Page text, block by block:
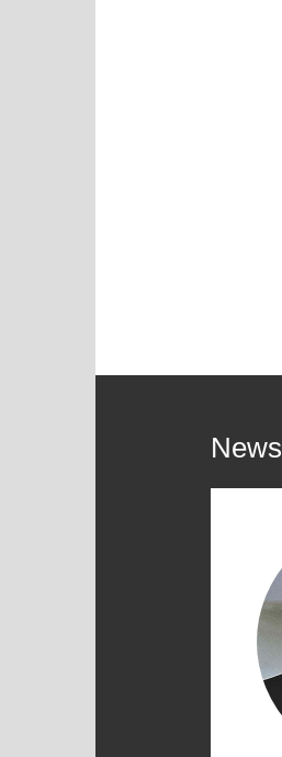
News